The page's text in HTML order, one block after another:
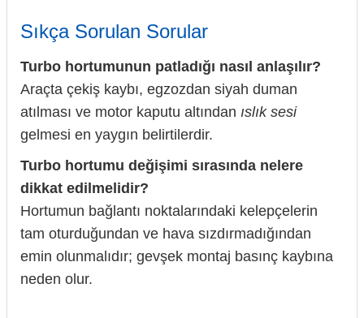
Sıkça Sorulan Sorular
Turbo hortumunun patladığı nasıl anlaşılır?
Araçta çekiş kaybı, egzozdan siyah duman
atılması ve motor kaputu altından ıslık sesi
gelmesi en yaygın belirtilerdir.
Turbo hortumu değişimi sırasında nelere
dikkat edilmelidir?
Hortumun bağlantı noktalarındaki kelepçelerin
tam oturduğundan ve hava sızdırmadığından
emin olunmalıdır; gevşek montaj basınç kaybına
neden olur.